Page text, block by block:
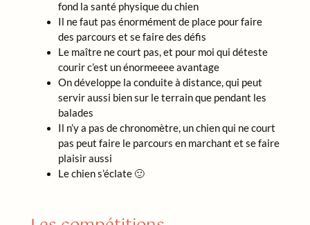
fond la santé physique du chien
Il ne faut pas énormément de place pour faire
des parcours et se faire des défis
Le maître ne court pas, et pour moi qui déteste
courir c’est un énormeeee avantage
On développe la conduite à distance, qui peut
servir aussi bien sur le terrain que pendant les
balades
Il n’y a pas de chronomètre, un chien qui ne court
pas peut faire le parcours en marchant et se faire
plaisir aussi
Le chien s’éclate 🙂